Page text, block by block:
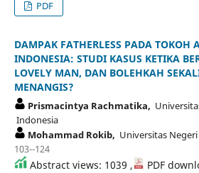
PDF
DAMPAK FATHERLESS PADA TOKOH
INDONESIA: STUDI KASUS KETIKA
LOVELY MAN, DAN BOLEHKAH
MENANGIS?
Prismacintya Rachmatika,
Indonesia
Mohammad Rokib, Universitas
103--124
Abstract views: 1039 , PDF